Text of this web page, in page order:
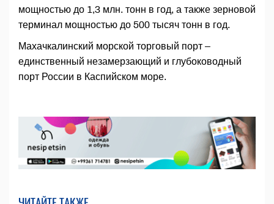
мощностью до 1,3 млн. тонн в год, а также зерновой
терминал мощностью до 500 тысяч тонн в год.
Махачкалинский морской торговый порт –
единственный незамерзающий и глубоководный
порт России в Каспийском море.